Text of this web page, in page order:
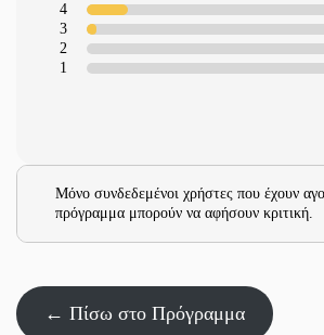
1
2
3
4
Μόνο συνδεδεμένοι χρήστες που έχουν
πρόγραμμα μπορούν να αφήσουν κριτική.
← Πίσω στο Πρόγραμμα